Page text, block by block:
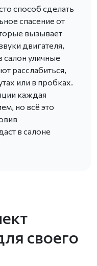
способ сделать
спасение от
вызывает
двигателя,
уличные
расслабиться,
или в пробках.
каждая
но всё это
в салоне
своего